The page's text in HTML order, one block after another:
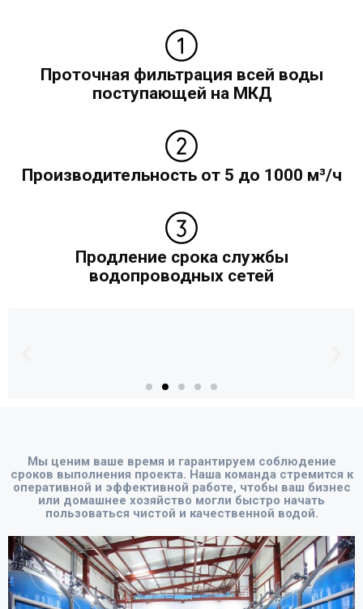
Проточная фильтрация всей воды
поступающей на МКД
Производительность от 5 до 1000 м³/ч
Продление срока службы
водопроводных сетей
Соответствие нормам
и требованиям​
Мы ценим ваше время и гарантируем соблюдение
сроков выполнения проекта. Наша команда стремится к
оперативной и эффективной работе, чтобы ваш бизнес
или домашнее хозяйство могли быстро начать
пользоваться чистой и качественной водой.